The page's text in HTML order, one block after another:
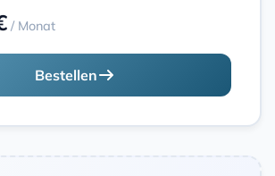
/ Monat
Bestellen